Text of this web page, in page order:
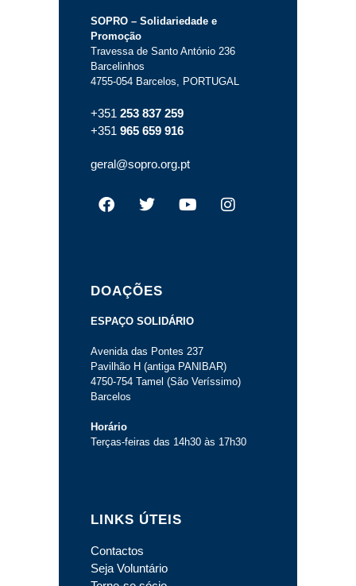
SOPRO – Solidariedade e
Promoção
Travessa de Santo António 236
Barcelinhos
4755-054 Barcelos, PORTUGAL
+351 253 837 259
+351 965 659 916
geral@sopro.org.pt
DOAÇÕES
ESPAÇO SOLIDÁRIO
Avenida das Pontes 237
Pavilhão H (antiga PANIBAR)
4750-754 Tamel (São Veríssimo)
Barcelos
Horário
Terças-feiras das 14h30 às 17h30
LINKS ÚTEIS
Contactos
Seja Voluntário